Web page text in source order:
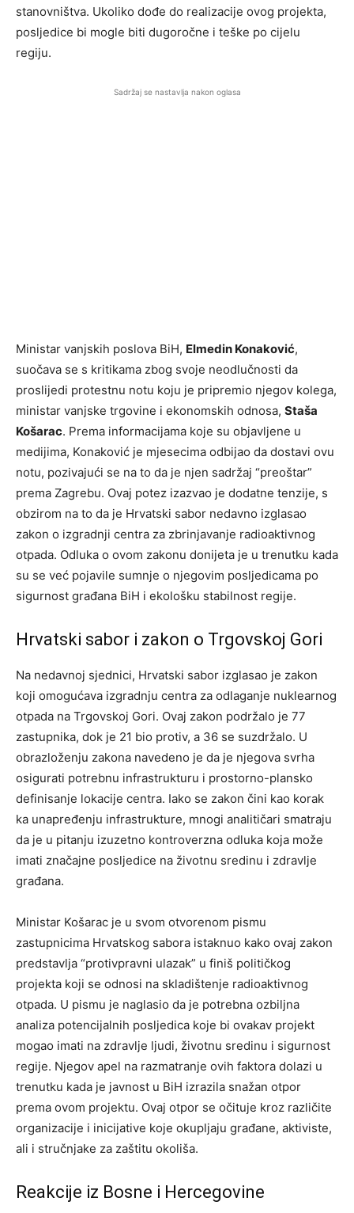
stanovništva. Ukoliko dođe do realizacije ovog projekta,
posljedice bi mogle biti dugoročne i teške po cijelu
regiju.
Sadržaj se nastavlja nakon oglasa
Ministar vanjskih poslova BiH, Elmedin Konaković,
suočava se s kritikama zbog svoje neodlučnosti da
proslijedi protestnu notu koju je pripremio njegov kolega,
ministar vanjske trgovine i ekonomskih odnosa, Staša
Košarac. Prema informacijama koje su objavljene u
medijima, Konaković je mjesecima odbijao da dostavi ovu
notu, pozivajući se na to da je njen sadržaj “preoštar”
prema Zagrebu. Ovaj potez izazvao je dodatne tenzije, s
obzirom na to da je Hrvatski sabor nedavno izglasao
zakon o izgradnji centra za zbrinjavanje radioaktivnog
otpada. Odluka o ovom zakonu donijeta je u trenutku kada
su se već pojavile sumnje o njegovim posljedicama po
sigurnost građana BiH i ekološku stabilnost regije.
Hrvatski sabor i zakon o Trgovskoj Gori
Na nedavnoj sjednici, Hrvatski sabor izglasao je zakon
koji omogućava izgradnju centra za odlaganje nuklearnog
otpada na Trgovskoj Gori. Ovaj zakon podržalo je 77
zastupnika, dok je 21 bio protiv, a 36 se suzdržalo. U
obrazloženju zakona navedeno je da je njegova svrha
osigurati potrebnu infrastrukturu i prostorno-plansko
definisanje lokacije centra. Iako se zakon čini kao korak
ka unapređenju infrastrukture, mnogi analitičari smatraju
da je u pitanju izuzetno kontroverzna odluka koja može
imati značajne posljedice na životnu sredinu i zdravlje
građana.
Ministar Košarac je u svom otvorenom pismu
zastupnicima Hrvatskog sabora istaknuo kako ovaj zakon
predstavlja “protivpravni ulazak” u finiš političkog
projekta koji se odnosi na skladištenje radioaktivnog
otpada. U pismu je naglasio da je potrebna ozbiljna
analiza potencijalnih posljedica koje bi ovakav projekt
mogao imati na zdravlje ljudi, životnu sredinu i sigurnost
regije. Njegov apel na razmatranje ovih faktora dolazi u
trenutku kada je javnost u BiH izrazila snažan otpor
prema ovom projektu. Ovaj otpor se očituje kroz različite
organizacije i inicijative koje okupljaju građane, aktiviste,
ali i stručnjake za zaštitu okoliša.
Reakcije iz Bosne i Hercegovine